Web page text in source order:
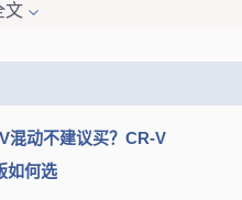
文
混动不建议买？CR-V
如何选